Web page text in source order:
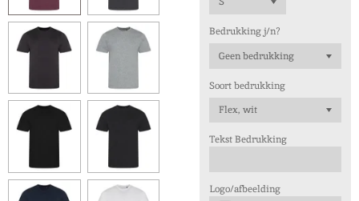
Bedrukking j/n?
Soort bedrukking
Tekst Bedrukking
Logo/afbeelding